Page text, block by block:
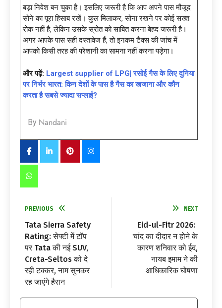
बड़ा निवेश बन चुका है। इसलिए जरूरी है कि आप अपने पास मौजूद
सोने का पूरा हिसाब रखें। कुल मिलाकर, सोना रखने पर कोई सख्त
रोक नहीं है, लेकिन उसके स्रोत को साबित करना बेहद जरूरी है।
अगर आपके पास सही दस्तावेज हैं, तो इनकम टैक्स की जांच में
आपको किसी तरह की परेशानी का सामना नहीं करना पड़ेगा।
और पढ़ें: Largest supplier of LPG| रसोई गैस के लिए दुनिया
पर निर्भर भारत: किन देशों के पास है गैस का खजाना और कौन
करता है सबसे ज्यादा सप्लाई?
By Nandani
PREVIOUS
Tata Sierra Safety
Rating: सेफ्टी में टॉप
पर Tata की नई SUV,
Creta-Seltos को दे
रही टक्कर, नाम सुनकर
रह जाएंगे हैरान
NEXT
Eid-ul-Fitr 2026:
चांद का दीदार न होने के
कारण शनिवार को ईद,
नायब इमाम ने की
आधिकारिक घोषणा